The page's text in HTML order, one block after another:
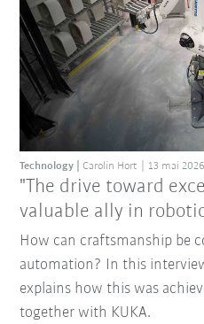
"The drive toward
valuable ally in
Technology Carolin Hort 13 mai 2026
How can craftsmanship be
automation? In this
explains how this was
together with KUKA.